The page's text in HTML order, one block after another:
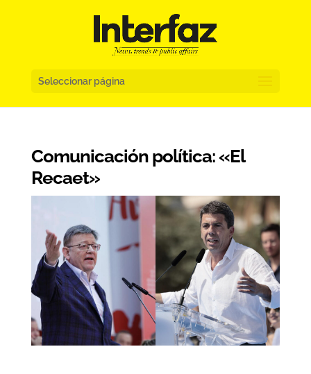
Seleccionar página
Comunicación política: «El
Recaet»